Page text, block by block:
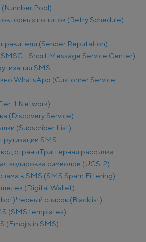
Pool)
попыток (Retry Schedule)
(Sender Reputation)
- Short Message Service Center)
SMS
WhatsApp (Customer Service
1 Network)
(Discovery Service)
(Subscriber List)
SMS
страныТриггерная рассылка
кодировка символов (UCS-2)
в SMS (SMS Spam Filtering)
(Digital Wallet)
Черный список (Blacklist)
(SMS templates)
(Emojis in SMS)